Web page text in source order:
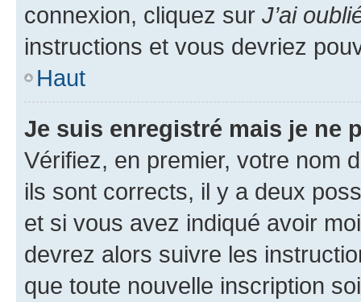
connexion, cliquez sur J’ai
instructions et vous devriez
Haut
Je suis enregistré mais je ne
Vérifiez, en premier, votre nom
ils sont corrects, il y a deux
et si vous avez indiqué avoir
devrez alors suivre les
que toute nouvelle inscription